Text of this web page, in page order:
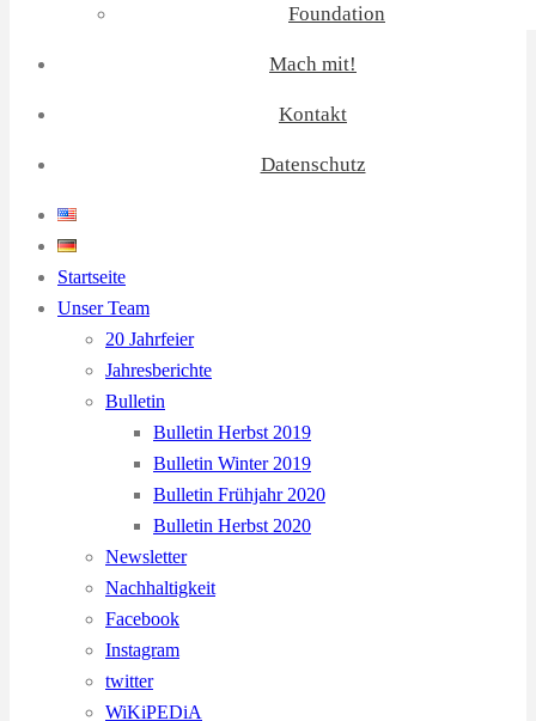
Foundation
Mach mit!
Kontakt
Datenschutz
Startseite
Unser Team
20 Jahrfeier
Jahresberichte
Bulletin
Bulletin Herbst 2019
Bulletin Winter 2019
Bulletin Frühjahr 2020
Bulletin Herbst 2020
Newsletter
Nachhaltigkeit
Facebook
Instagram
twitter
WiKiPEDiA